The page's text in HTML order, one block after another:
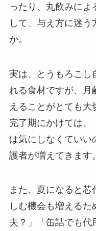
ったり、丸飲みによ
して、与え方に迷う
か。
実は、とうもろこし
れる食材ですが、月
えることがとても大
完了期にかけては、
は気にしなくていい
護者が増えてきます。
また、夏になると
しむ機会も増える
夫？」「缶詰でも代